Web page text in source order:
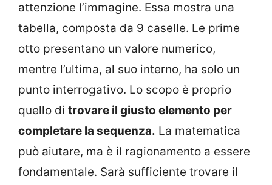
attenzione l’immagine. Essa mostra una
tabella, composta da 9 caselle. Le prime
otto presentano un valore numerico,
mentre l’ultima, al suo interno, ha solo un
punto interrogativo. Lo scopo è proprio
quello di trovare il giusto elemento per
completare la sequenza. La matematica
può aiutare, ma è il ragionamento a essere
fondamentale. Sarà sufficiente trovare il